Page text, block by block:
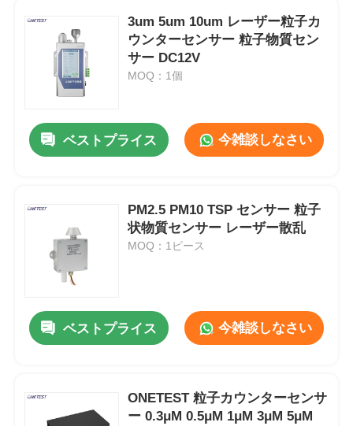
3um 5um 10um レーザー粒子カ
ウンターセンサー 粒子物質セン
サー DC12V
MOQ：1個
ベストプライス 今雑談しなさい
PM2.5 PM10 TSP センサー 粒子
状物質センサー レーザー散乱
MOQ：1ピース
ベストプライス 今雑談しなさい
ONETEST 粒子カウンターセンサ
ー 0.3μM 0.5μM 1μM 3μM 5μM